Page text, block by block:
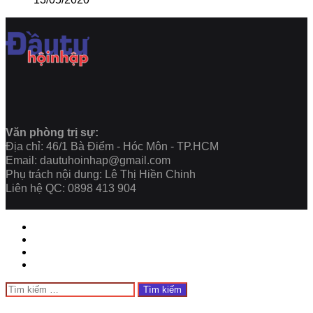
Văn phòng trị sự:
Địa chỉ: 46/1 Bà Điểm - Hóc Môn - TP.HCM
Email: dautuhoinhap@gmail.com
Phụ trách nội dung: Lê Thị Hiền Chinh
Liên hệ QC: 0898 413 904
Close
Tìm
kiếm